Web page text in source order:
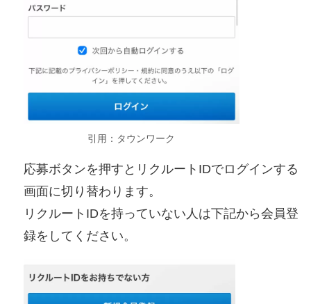
引用：タウンワーク
応募ボタンを押すとリクルートIDでログインする
画面に切り替わります。
リクルートIDを持っていない人は下記から会員登
録をしてください。